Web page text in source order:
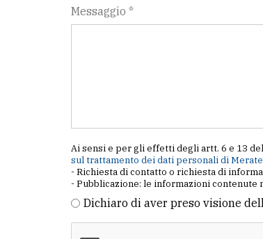
Messaggio *
Ai sensi e per gli effetti degli artt. 6 e 13
sul trattamento dei dati personali di
- Richiesta di contatto o richiesta di
- Pubblicazione: le informazioni
Dichiaro di aver preso visione